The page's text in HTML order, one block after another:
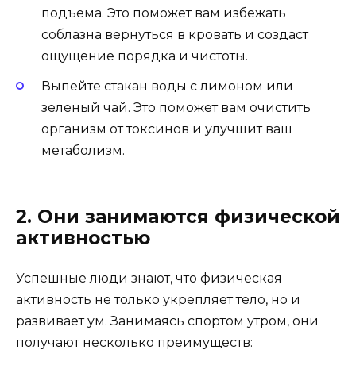
подъема. Это поможет вам избежать
соблазна вернуться в кровать и создаст
ощущение порядка и чистоты.
Выпейте стакан воды с лимоном или
зеленый чай. Это поможет вам очистить
организм от токсинов и улучшит ваш
метаболизм.
2. Они занимаются физической
активностью
Успешные люди знают, что физическая
активность не только укрепляет тело, но и
развивает ум. Занимаясь спортом утром, они
получают несколько преимуществ: